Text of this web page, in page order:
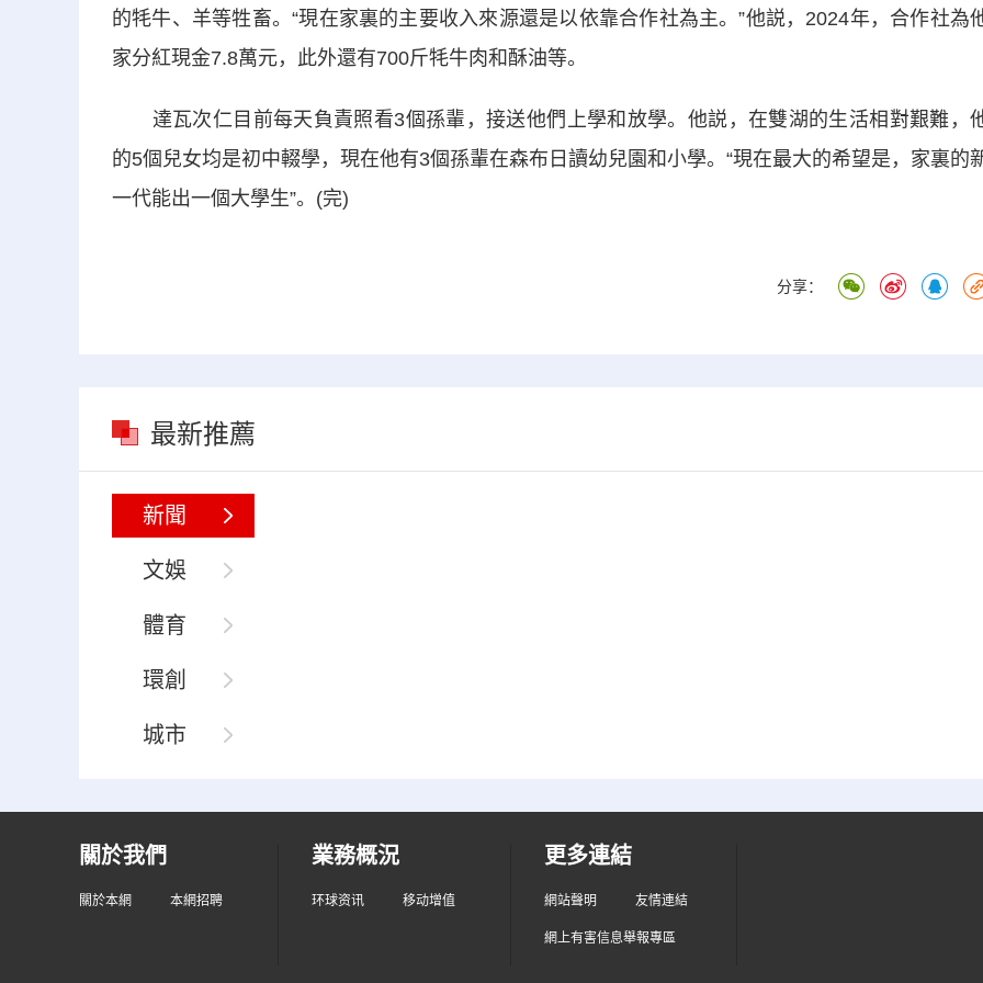
的牦牛、羊等牲畜。“現在家裏的主要收入來源還是以依靠合作社為主。”他説，2024年，合作社為
家分紅現金7.8萬元，此外還有700斤牦牛肉和酥油等。
達瓦次仁目前每天負責照看3個孫輩，接送他們上學和放學。他説，在雙湖的生活相對艱難，
的5個兒女均是初中輟學，現在他有3個孫輩在森布日讀幼兒園和小學。“現在最大的希望是，家裏的
一代能出一個大學生”。(完)
分享：
最新推薦
新聞
文娛
體育
環創
城市
關於我們
關於本網 本網招聘
業務概況
环球资讯 移动增值
更多連結
網站聲明 友情連結
網上有害信息舉報專區